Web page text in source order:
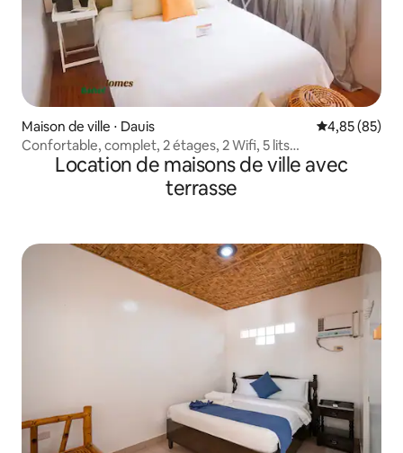
Maison de ville ⋅ Dauis Évaluation
4,85 (85)
Confortable, complet, 2 étages, 2 Wifi, 5 lits
(RichwoodHomes1)
Location de maisons de ville avec
terrasse